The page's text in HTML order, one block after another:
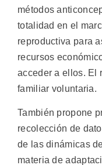
métodos
totalidad en el
reproductiva para
recursos
acceder a ellos. El
familiar voluntaria.
También propone
recolección de
de las dinámicas
materia de